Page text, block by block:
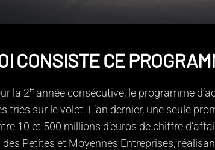
CONSISTE CE
la 2eannée consécutive, le programme
triés sur le volet. L’an dernier, une seule
10 et 500 millions d’euros de chiffre
Petites et Moyennes Entreprises,